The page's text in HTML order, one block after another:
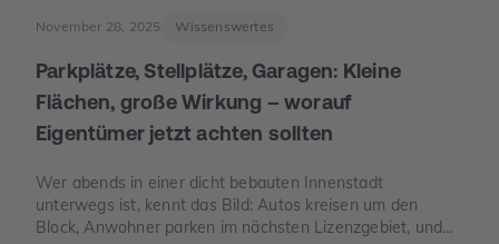
November 28, 2025 Wissenswertes
Parkplätze, Stellplätze, Garagen: Kleine
Flächen, große Wirkung – worauf
Eigentümer jetzt achten sollten
Wer abends in einer dicht bebauten Innenstadt
unterwegs ist, kennt das Bild: Autos kreisen um den
Block, Anwohner parken im nächsten Lizenzgebiet, und